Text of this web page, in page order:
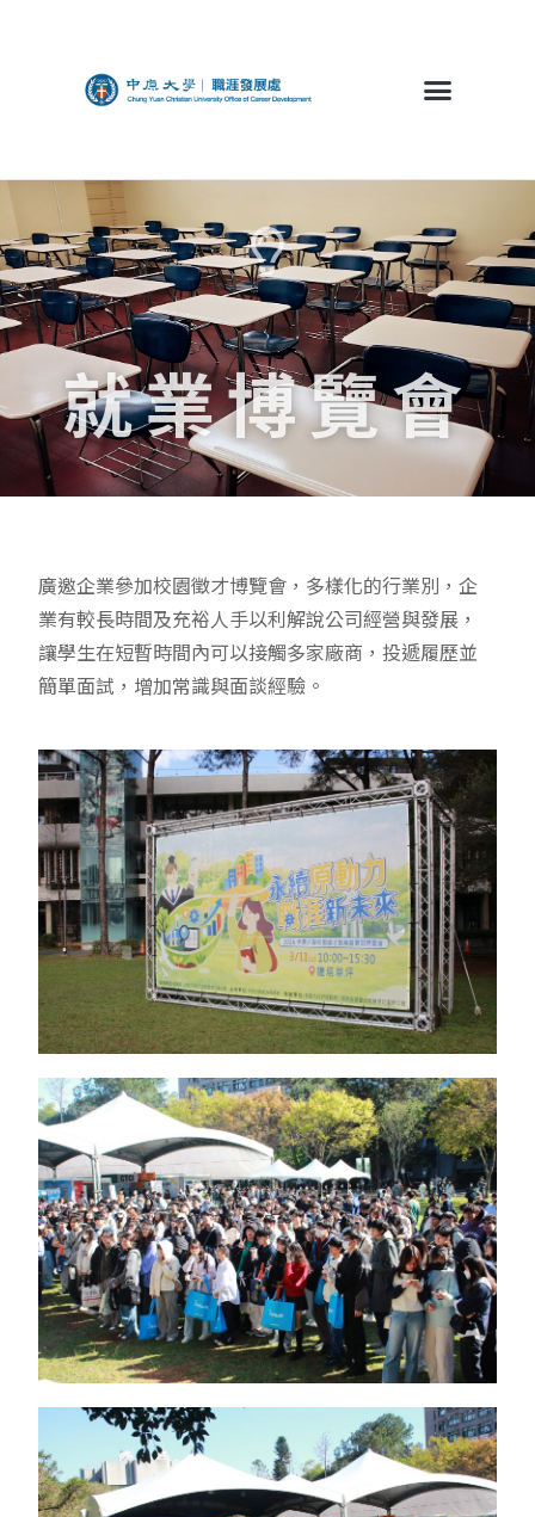
就業博覽會
廣邀企業參加校園徵才博覽會，多樣化的行業別，企
業有較長時間及充裕人手以利解說公司經營與發展，
讓學生在短暫時間內可以接觸多家廠商，投遞履歷並
簡單面試，增加常識與面談經驗。